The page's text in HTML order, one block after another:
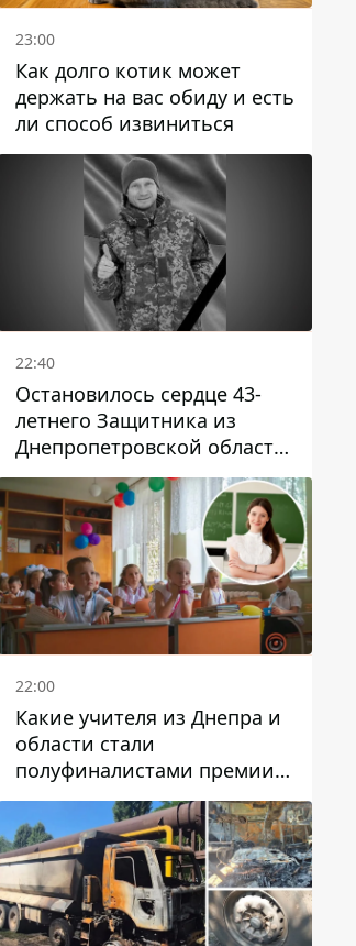
23:00
Как долго котик может
держать на вас обиду и есть
ли способ извиниться
22:40
Остановилось сердце 43-
летнего Защитника из
Днепропетровской области
Евгения Зинченко
22:00
Какие учителя из Днепра и
области стали
полуфиналистами премии
Global Teacher Prize Ukraine
2026